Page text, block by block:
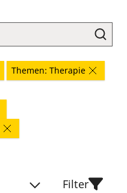
Themen: Therapie
Filter